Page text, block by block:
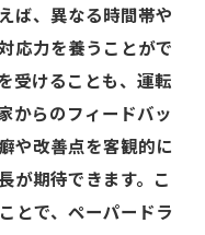
ば、異なる時間帯や
応力を養うことがで
受けることも、運転
からのフィードバッ
や改善点を客観的に
が期待できます。こ
とで、ペーパードラ